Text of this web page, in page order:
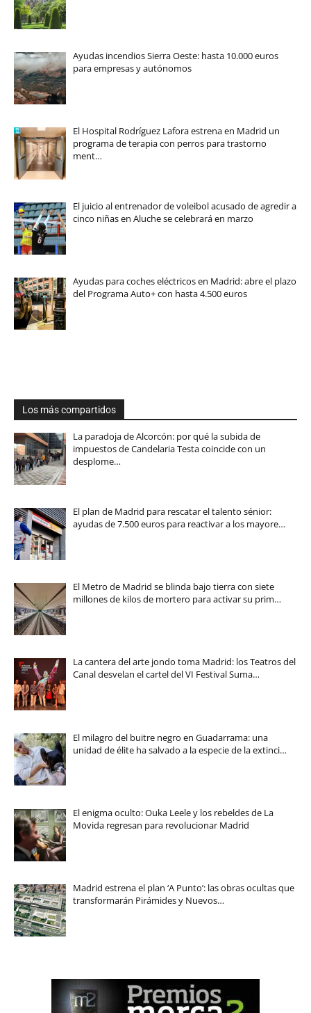
Ayudas incendios Sierra Oeste: hasta 10.000 euros
para empresas y autónomos
El Hospital Rodríguez Lafora estrena en Madrid un
programa de terapia con perros para trastorno
ment…
El juicio al entrenador de voleibol acusado de agredir a
cinco niñas en Aluche se celebrará en marzo
Ayudas para coches eléctricos en Madrid: abre el plazo
del Programa Auto+ con hasta 4.500 euros
Los más compartidos
La paradoja de Alcorcón: por qué la subida de
impuestos de Candelaria Testa coincide con un
desplome…
El plan de Madrid para rescatar el talento sénior:
ayudas de 7.500 euros para reactivar a los mayore…
El Metro de Madrid se blinda bajo tierra con siete
millones de kilos de mortero para activar su prim…
La cantera del arte jondo toma Madrid: los Teatros del
Canal desvelan el cartel del VI Festival Suma…
El milagro del buitre negro en Guadarrama: una
unidad de élite ha salvado a la especie de la extinci…
El enigma oculto: Ouka Leele y los rebeldes de La
Movida regresan para revolucionar Madrid
Madrid estrena el plan ‘A Punto’: las obras ocultas que
transformarán Pirámides y Nuevos…